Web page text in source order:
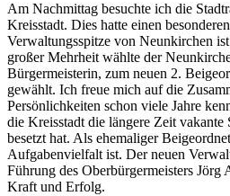
Am Nachmittag besuchte ich die
Kreisstadt. Dies hatte einen
Verwaltungsspitze von Neunkirchen
großer Mehrheit wählte der
Bürgermeisterin, zum neuen 2.
gewählt. Ich freue mich auf die
Persönlichkeiten schon viele Jahre
die Kreisstadt die längere Zeit vakante
besetzt hat. Als ehemaliger
Aufgabenvielfalt ist. Der neuen
Führung des Oberbürgermeisters
Kraft und Erfolg.